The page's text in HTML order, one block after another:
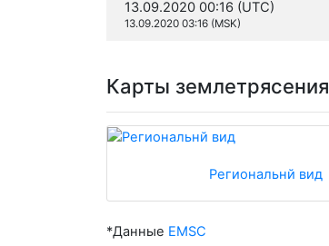
13.09.2020 00:16 (UTC)
13.09.2020 03:16 (MSK)
Карты землетрясения
Региональнй вид
*Данные EMSC